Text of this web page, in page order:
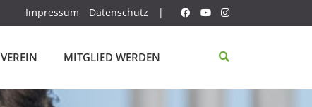
Impressum Datenschutz |
VEREIN MITGLIED WERDEN